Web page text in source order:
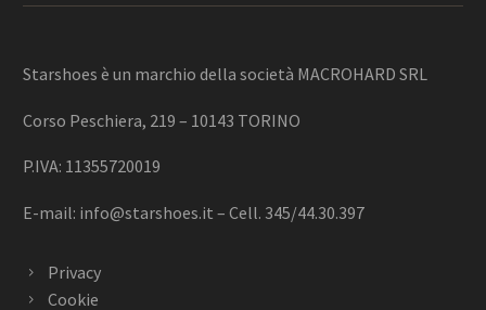
Starshoes è un marchio della società MACROHARD SRL
Corso Peschiera, 219 – 10143 TORINO
P.IVA: 11355720019
E-mail: info@starshoes.it – Cell. 345/44.30.397
Privacy
Cookie